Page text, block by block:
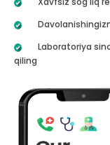
Laboratoriya
qiling